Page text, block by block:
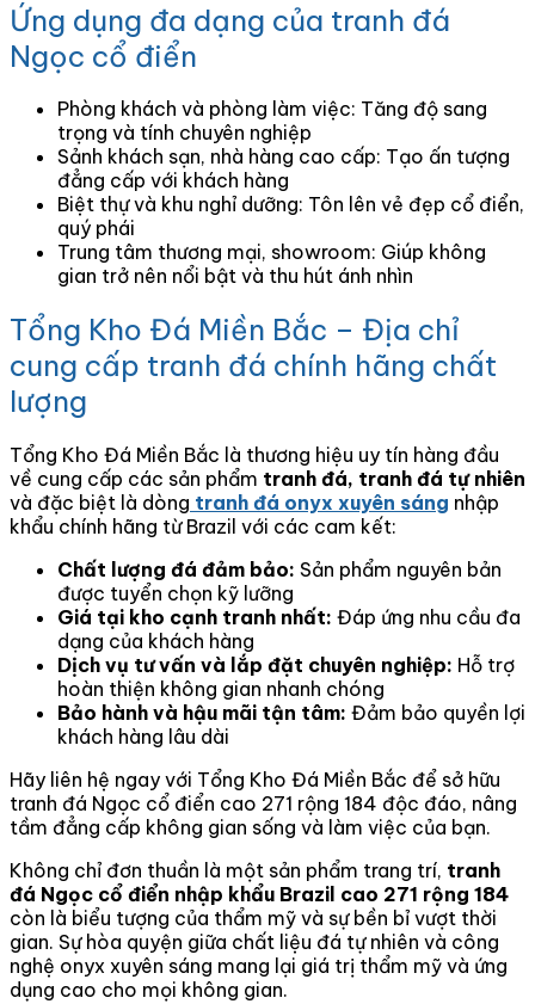
Ứng dụng đa dạng của tranh đá
Ngọc cổ điển
Phòng khách và phòng làm việc: Tăng độ sang
trọng và tính chuyên nghiệp
Sảnh khách sạn, nhà hàng cao cấp: Tạo ấn tượng
đẳng cấp với khách hàng
Biệt thự và khu nghỉ dưỡng: Tôn lên vẻ đẹp cổ điển,
quý phái
Trung tâm thương mại, showroom: Giúp không
gian trở nên nổi bật và thu hút ánh nhìn
Tổng Kho Đá Miền Bắc – Địa chỉ
cung cấp tranh đá chính hãng chất
lượng
Tổng Kho Đá Miền Bắc là thương hiệu uy tín hàng đầu
về cung cấp các sản phẩm tranh đá, tranh đá tự nhiên
và đặc biệt là dòng tranh đá onyx xuyên sáng nhập
khẩu chính hãng từ Brazil với các cam kết:
Chất lượng đá đảm bảo: Sản phẩm nguyên bản
được tuyển chọn kỹ lưỡng
Giá tại kho cạnh tranh nhất: Đáp ứng nhu cầu đa
dạng của khách hàng
Dịch vụ tư vấn và lắp đặt chuyên nghiệp: Hỗ trợ
hoàn thiện không gian nhanh chóng
Bảo hành và hậu mãi tận tâm: Đảm bảo quyền lợi
khách hàng lâu dài
Hãy liên hệ ngay với Tổng Kho Đá Miền Bắc để sở hữu
tranh đá Ngọc cổ điển cao 271 rộng 184 độc đáo, nâng
tầm đẳng cấp không gian sống và làm việc của bạn.
Không chỉ đơn thuần là một sản phẩm trang trí, tranh
đá Ngọc cổ điển nhập khẩu Brazil cao 271 rộng 184
còn là biểu tượng của thẩm mỹ và sự bền bỉ vượt thời
gian. Sự hòa quyện giữa chất liệu đá tự nhiên và công
nghệ onyx xuyên sáng mang lại giá trị thẩm mỹ và ứng
dụng cao cho mọi không gian.